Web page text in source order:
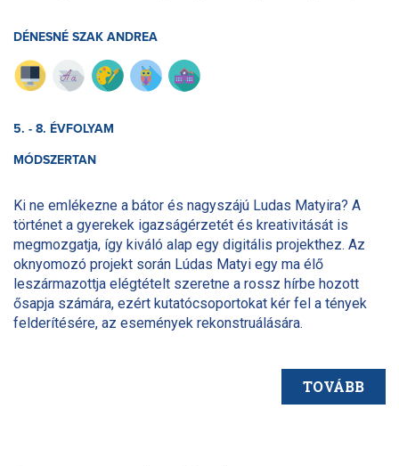
DÉNESNÉ SZAK ANDREA
5. - 8. ÉVFOLYAM
MÓDSZERTAN
Ki ne emlékezne a bátor és nagyszájú Ludas Matyira? A
történet a gyerekek igazságérzetét és kreativitását is
megmozgatja, így kiváló alap egy digitális projekthez. Az
oknyomozó projekt során Lúdas Matyi egy ma élő
leszármazottja elégtételt szeretne a rossz hírbe hozott
ősapja számára, ezért kutatócsoportokat kér fel a tények
felderítésére, az események rekonstruálására.
TOVÁBB